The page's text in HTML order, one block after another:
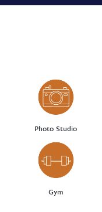
Photo Studio
Gym